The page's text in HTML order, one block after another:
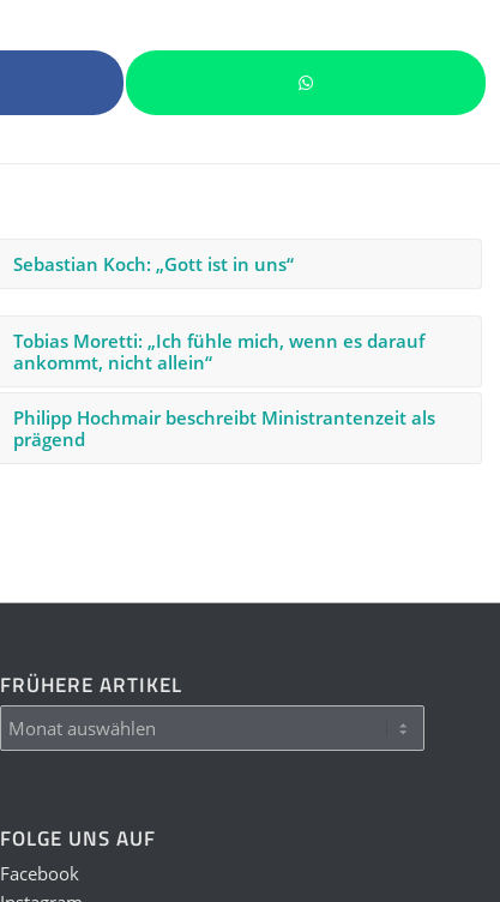
Sebastian Koch: „Gott ist in uns“
Tobias Moretti: „Ich fühle mich, wenn es darauf
ankommt, nicht allein“
Philipp Hochmair beschreibt Ministrantenzeit als
prägend
FRÜHERE ARTIKEL
FOLGE UNS AUF
Facebook